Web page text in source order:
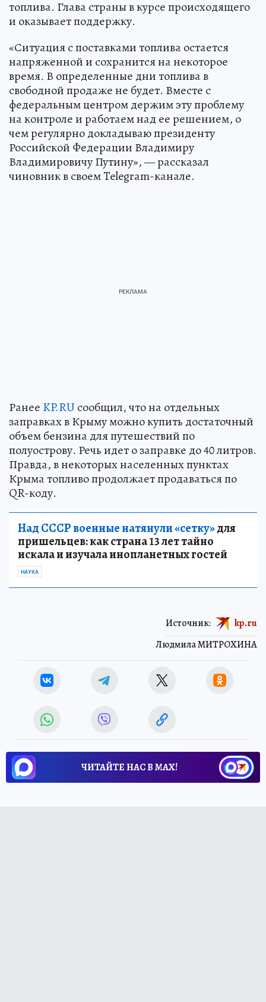
топлива. Глава страны в курсе происходящего
и оказывает поддержку.
«Ситуация с поставками топлива остается
напряженной и сохранится на некоторое
время. В определенные дни топлива в
свободной продаже не будет. Вместе с
федеральным центром держим эту проблему
на контроле и работаем над ее решением, о
чем регулярно докладываю президенту
Российской Федерации Владимиру
Владимировичу Путину», — рассказал
чиновник в своем Telegram-канале.
Ранее KP.RU сообщил, что на отдельных
заправках в Крыму можно купить достаточный
объем бензина для путешествий по
полуострову. Речь идет о заправке до 40 литров.
Правда, в некоторых населенных пунктах
Крыма топливо продолжает продаваться по
QR-коду.
Над СССР военные натянули «сетку»для
пришельцев: как страна 13 лет тайно
искала и изучала инопланетных гостей
НАУКА
Людмила МИТРОХИНА
Источник: kp.ru
ЧИТАЙТЕ НАС В МАХ!